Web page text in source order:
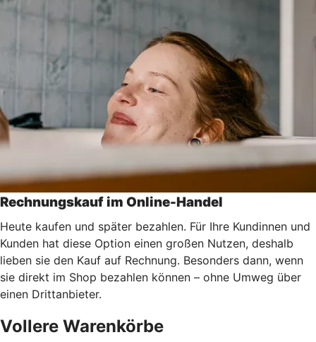
Rechnungskauf im Online-Handel
Heute kaufen und später bezahlen. Für Ihre Kundinnen und
Kunden hat diese Option einen großen Nutzen, deshalb
lieben sie den Kauf auf Rechnung. Besonders dann, wenn
sie direkt im Shop bezahlen können – ohne Umweg über
einen Drittanbieter.
Vollere Warenkörbe